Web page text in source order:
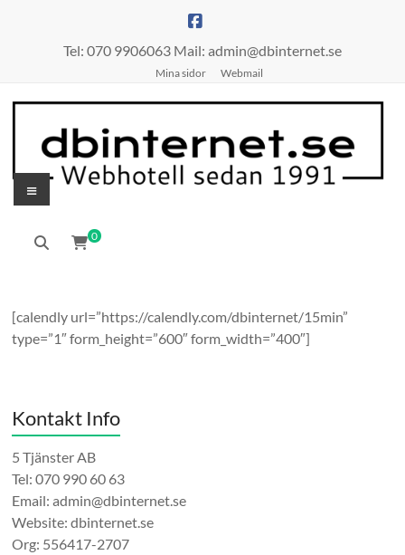
Tel: 070 9906063 Mail: admin@dbinternet.se
Mina sidor Webmail
Meny
0
[calendly url=”https://calendly.com/dbinternet/15min”
type=”1″ form_height=”600″ form_width=”400″]
Kontakt Info
5 Tjänster AB
Tel: 070 990 60 63
Email: admin@dbinternet.se
Website: dbinternet.se
Org: 556417-2707